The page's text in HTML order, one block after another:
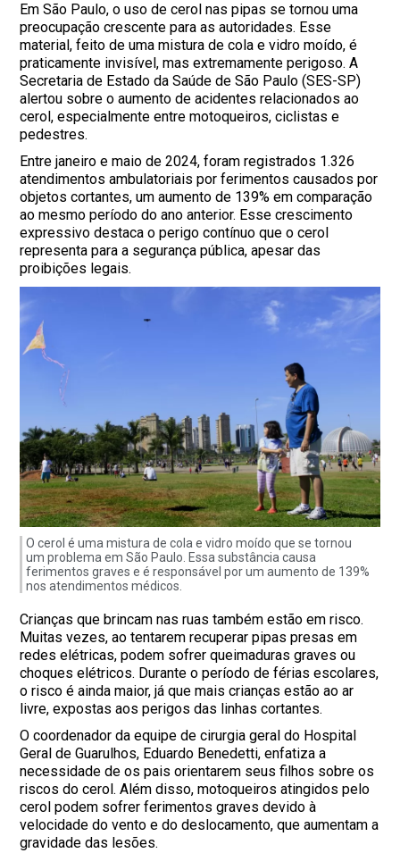
Em São Paulo, o uso de cerol nas pipas se tornou uma
preocupação crescente para as autoridades. Esse
material, feito de uma mistura de cola e vidro moído, é
praticamente invisível, mas extremamente perigoso. A
Secretaria de Estado da Saúde de São Paulo (SES-SP)
alertou sobre o aumento de acidentes relacionados ao
cerol, especialmente entre motoqueiros, ciclistas e
pedestres.
Entre janeiro e maio de 2024, foram registrados 1.326
atendimentos ambulatoriais por ferimentos causados por
objetos cortantes, um aumento de 139% em comparação
ao mesmo período do ano anterior. Esse crescimento
expressivo destaca o perigo contínuo que o cerol
representa para a segurança pública, apesar das
proibições legais.
O cerol é uma mistura de cola e vidro moído que se tornou
um problema em São Paulo. Essa substância causa
ferimentos graves e é responsável por um aumento de 139%
nos atendimentos médicos.
Crianças que brincam nas ruas também estão em risco.
Muitas vezes, ao tentarem recuperar pipas presas em
redes elétricas, podem sofrer queimaduras graves ou
choques elétricos. Durante o período de férias escolares,
o risco é ainda maior, já que mais crianças estão ao ar
livre, expostas aos perigos das linhas cortantes.
O coordenador da equipe de cirurgia geral do Hospital
Geral de Guarulhos, Eduardo Benedetti, enfatiza a
necessidade de os pais orientarem seus filhos sobre os
riscos do cerol. Além disso, motoqueiros atingidos pelo
cerol podem sofrer ferimentos graves devido à
velocidade do vento e do deslocamento, que aumentam a
gravidade das lesões.